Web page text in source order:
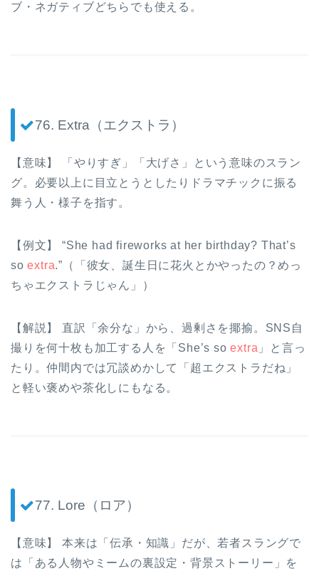
ブ・ネガティブどちらでも使える。
76. Extra（エクストラ）
【意味】 「やりすぎ」「大げさ」という意味のスラン
グ。必要以上に目立とうとしたりドラマチックに振る
舞う人・様子を指す。
【例文】 “She had fireworks at her birthday? That’s
soextra.”（「彼女、誕生日に花火とかやったの？めっ
ちゃエクストラじゃん」）
【解説】 直訳「余分な」から、過剰さを揶揄。SNS自
撮りを何十枚も加工する人を「She’s soextra 」と言っ
たり。仲間内では冗談めかして「超エクストラだね」
と軽い褒めや茶化しにもなる。
77. Lore（ロア）
【意味】 本来は「伝承・知識」だが、若者スラングで
は「ある人物やミームの裏設定・背景ストーリー」を